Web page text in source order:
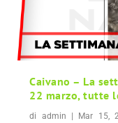
Caivano – La
22 marzo, tutte
di admin Mar 15,